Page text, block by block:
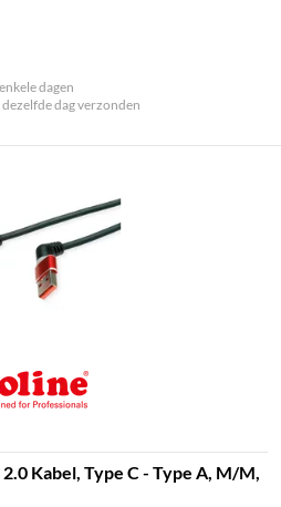
dagen
dag verzonden
Kabel, Type C - Type A, M/M,